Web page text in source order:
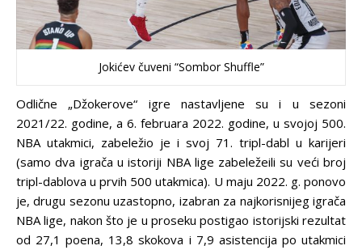
Jokićev čuveni “Sombor Shuffle”
Odlične „Džokerove“ igre nastavljene su i u sezoni
2021/22. godine, a 6. februara 2022. godine, u svojoj 500.
NBA utakmici, zabeležio je i svoj 71. tripl-dabl u karijeri
(samo dva igrača u istoriji NBA lige zabeležeili su veći broj
tripl-dablova u prvih 500 utakmica). U maju 2022. g. ponovo
je, drugu sezonu uzastopno, izabran za najkorisnijeg igrača
NBA lige, nakon što je u proseku postigao istorijski rezultat
od 27,1 poena, 13,8 skokova i 7,9 asistencija po utakmici